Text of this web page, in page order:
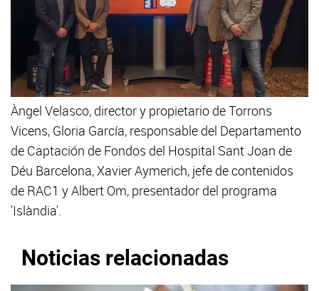
Àngel Velasco, director y propietario de Torrons
Vicens, Gloria García, responsable del Departamento
de Captación de Fondos del Hospital Sant Joan de
Déu Barcelona, Xavier Aymerich, jefe de contenidos
de RAC1 y Albert Om, presentador del programa
'Islàndia'.
Noticias relacionadas